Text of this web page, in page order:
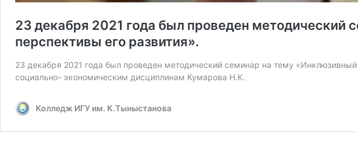
23 декабря 2021 года был проведен
перспективы его развития».
23 декабря 2021 года был проведен методический семинар на тему
социально- экономическим дисциплинам Кумарова Н.К.
Колледж ИГУ им. К.Тыныстанова